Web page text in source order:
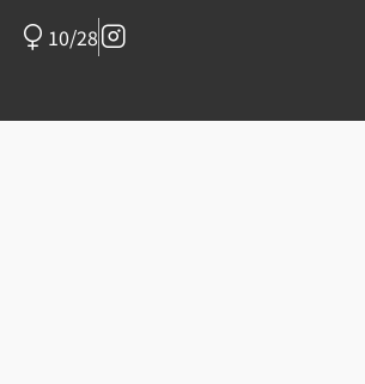
10/28